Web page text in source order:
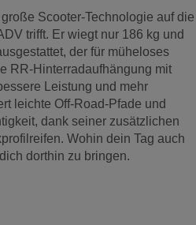
Scooter-Technologie auf die
trifft. Er wiegt nur 186 kg und
der für müheloses
RR-Hinterradaufhängung mit
Leistung und mehr
leichte Off-Road-Pfade und
dank seiner zusätzlichen
Wohin dein Tag auch
dorthin zu bringen.